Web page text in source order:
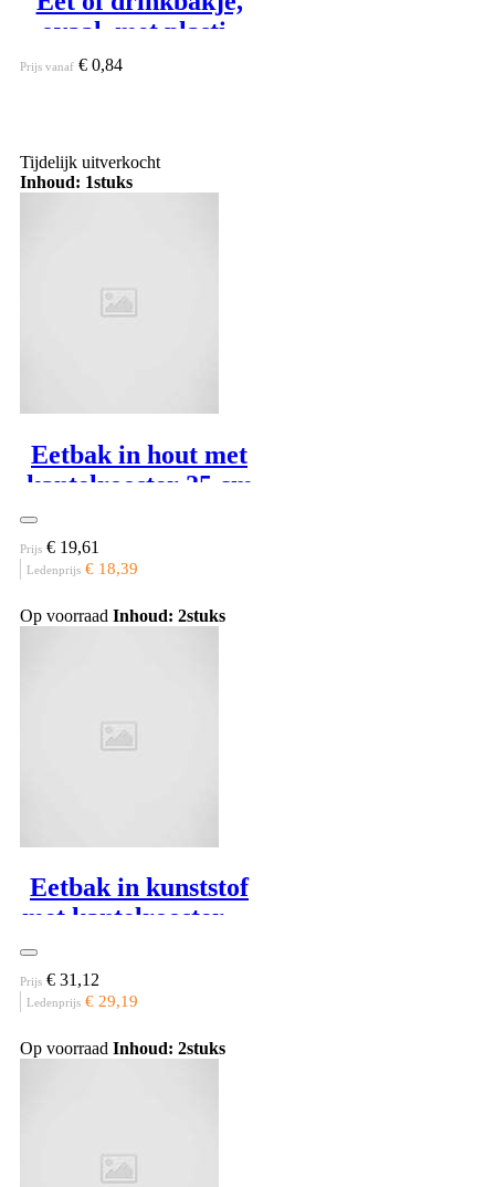
ovaal, met plastic
haken
Prijs vanaf € 0,84
Tijdelijk uitverkocht
Inhoud: 1stuks
Eetbak in hout met
kantelrooster 25 cm
Prijs € 19,61
Ledenprijs € 18,39
Op voorraad Inhoud: 2stuks
Eetbak in kunststof
met kantelrooster 25
Prijs € 31,12
Ledenprijs € 29,19
Op voorraad Inhoud: 2stuks